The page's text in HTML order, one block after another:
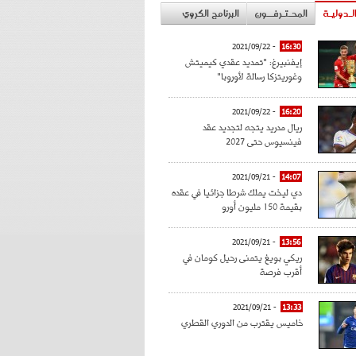
المحـتـرفــون البرنامج الكروي
16:30
- 2021/09/22
إيفنبيرغ: "تمديد عقدي كيميتش
وغوريتزكا رسالة لأوروبا"
16:20
- 2021/09/22
ريال مدريد يتجه لتجديد عقد
فينسيوس حتى 2027
14:07
- 2021/09/21
دي ليخت يملك شرطا جزائيا في عقده
بقيمة 150 مليون أورو
13:56
- 2021/09/21
ريكي بويغ يتمنى رحيل كومان في
أقرب فرصة
13:33
- 2021/09/21
خاميس يقترب من الدوري القطري